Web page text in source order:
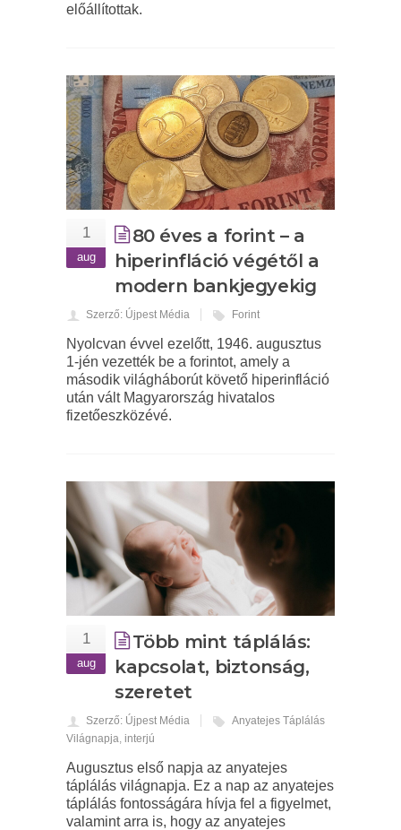
előállítottak.
1
aug
80 éves a forint – a
hiperinfláció végétől a
modern bankjegyekig
Szerző: Újpest Média Forint
Nyolcvan évvel ezelőtt, 1946. augusztus
1-jén vezették be a forintot, amely a
második világháborút követő hiperinfláció
után vált Magyarország hivatalos
fizetőeszközévé.
1
aug
Több mint táplálás:
kapcsolat, biztonság,
szeretet
Szerző: Újpest Média
Anyatejes Táplálás
Világnapja, interjú
Augusztus első napja az anyatejes
táplálás világnapja. Ez a nap az anyatejes
táplálás fontosságára hívja fel a figyelmet,
valamint arra is, hogy az anyatejes